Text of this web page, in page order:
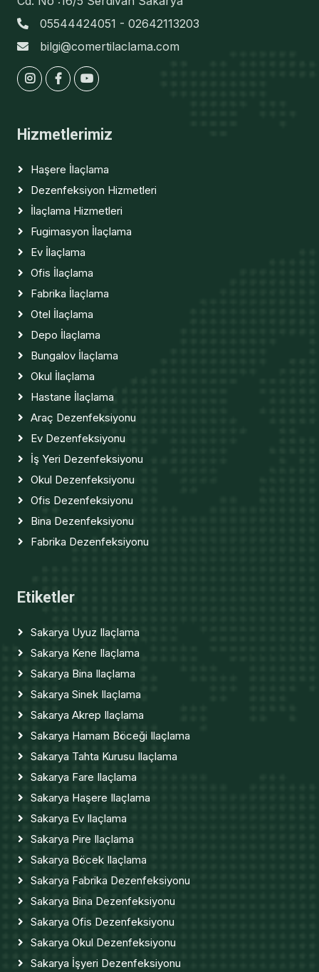
05544424051 - 02642113203
bilgi@comertilaclama.com
Hizmetlerimiz
Haşere İlaçlama
Dezenfeksiyon Hizmetleri
İlaçlama Hizmetleri
Fugimasyon İlaçlama
Ev İlaçlama
Ofis İlaçlama
Fabrika İlaçlama
Otel İlaçlama
Depo İlaçlama
Bungalov İlaçlama
Okul İlaçlama
Hastane İlaçlama
Araç Dezenfeksiyonu
Ev Dezenfeksiyonu
İş Yeri Dezenfeksiyonu
Okul Dezenfeksiyonu
Ofis Dezenfeksiyonu
Bina Dezenfeksiyonu
Fabrika Dezenfeksiyonu
Etiketler
Sakarya Uyuz Ilaçlama
Sakarya Kene Ilaçlama
Sakarya Bina Ilaçlama
Sakarya Sinek Ilaçlama
Sakarya Akrep Ilaçlama
Sakarya Hamam Böceği Ilaçlama
Sakarya Tahta Kurusu Ilaçlama
Sakarya Fare Ilaçlama
Sakarya Haşere Ilaçlama
Sakarya Ev Ilaçlama
Sakarya Pire Ilaçlama
Sakarya Böcek Ilaçlama
Sakarya Fabrika Dezenfeksiyonu
Sakarya Bina Dezenfeksiyonu
Sakarya Ofis Dezenfeksiyonu
Sakarya Okul Dezenfeksiyonu
Sakarya İşyeri Dezenfeksiyonu